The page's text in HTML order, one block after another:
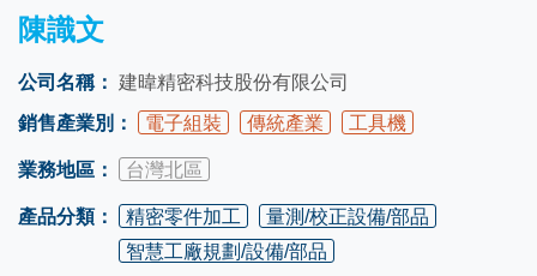
陳識文
公司名稱： 建暐精密科技股份有限公司
銷售產業別：
電子組裝 傳統產業 工具機
業務地區： 台灣北區
產品分類： 精密零件加工
量測/校正設備/部品
智慧工廠規劃/設備/部品